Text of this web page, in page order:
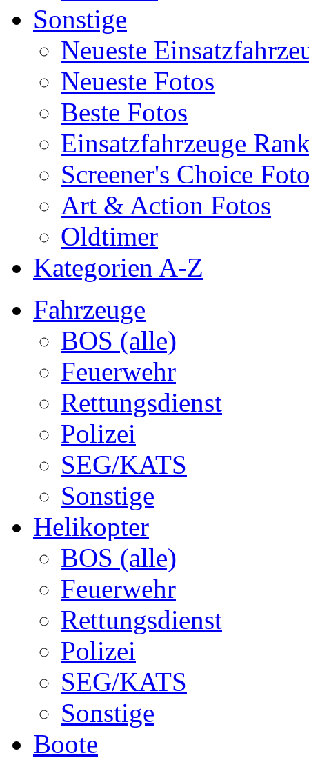
Sonstige
Neueste
Neueste Fotos
Beste Fotos
Einsatzfahrzeuge
Screener's Choice
Art & Action Fotos
Oldtimer
Kategorien A-Z
Fahrzeuge
BOS (alle)
Feuerwehr
Rettungsdienst
Polizei
SEG/KATS
Sonstige
Helikopter
BOS (alle)
Feuerwehr
Rettungsdienst
Polizei
SEG/KATS
Sonstige
Boote